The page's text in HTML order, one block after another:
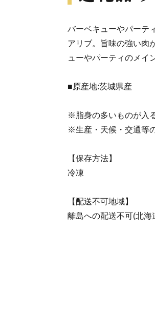
バーベキューやパーテ
アリブ。旨味の強い肉
ューやパーティのメイ
■原産地:茨城県産
※脂身の多いものが入
※生産・天候・交通等
【保存方法】
冷凍
【配送不可地域】
離島への配送不可(北海